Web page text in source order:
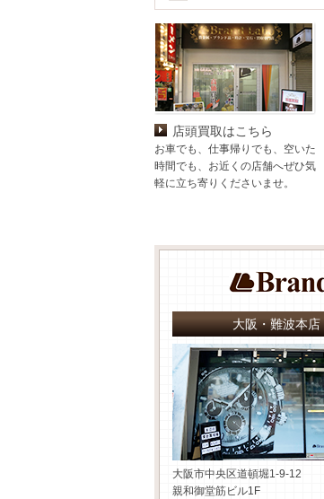
店頭買取はこちら
お車でも、仕事帰りでも、空いた
時間でも、お近くの店舗へぜひ気
軽に立ち寄りくださいませ。
大阪・難波本店
大阪市中央区道頓堀1-9-12
親和御堂筋ビル1F